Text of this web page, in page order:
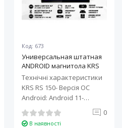
Код: 673
Универсальная штатная
ANDROID магнитола KRS
RS 150 10" 2/32 GB
Технічні характеристики
KRS RS 150- Версія ОС
Android: Android 11-
Процесор: 4-ядерний ARM
Cortex-A7..
0
В наявності